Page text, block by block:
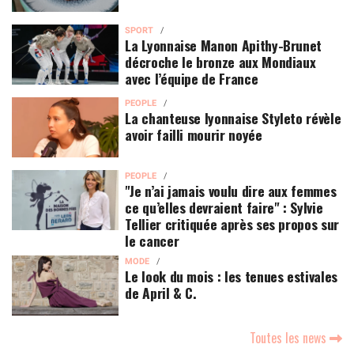
SPORT
La Lyonnaise Manon Apithy-Brunet
décroche le bronze aux Mondiaux
avec l’équipe de France
PEOPLE
La chanteuse lyonnaise Styleto révèle
avoir failli mourir noyée
PEOPLE
"Je n’ai jamais voulu dire aux femmes
ce qu’elles devraient faire" : Sylvie
Tellier critiquée après ses propos sur
le cancer
MODE
Le look du mois : les tenues estivales
de April & C.
Toutes les news